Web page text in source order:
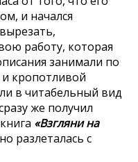
и начался
работу, которая
занимали по
и кропотливой
в читабельный вид
же получил
«Взгляни на
разлеталась с